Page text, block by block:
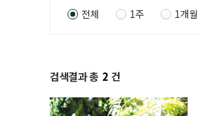
전체 1주 1개월
검색결과 총 2 건